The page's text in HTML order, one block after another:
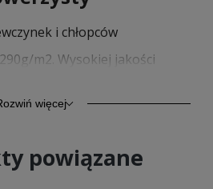
i chłopców
m2. Wysokiej jakości
również jako odzież
więcej
powiązane